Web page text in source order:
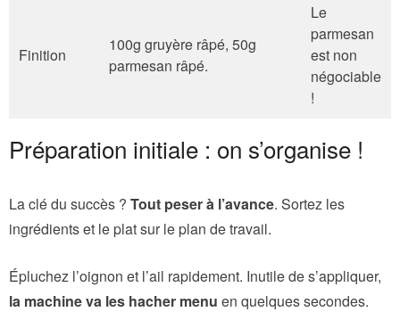
Finition
100g gruyère râpé, 50g
parmesan râpé.
Le
parmesan
est non
négociable
!
Préparation initiale : on s’organise !
La clé du succès ? Tout peser à l’avance. Sortez les
ingrédients et le plat sur le plan de travail.
Épluchez l’oignon et l’ail rapidement. Inutile de s’appliquer,
la machine va les hacher menu en quelques secondes.